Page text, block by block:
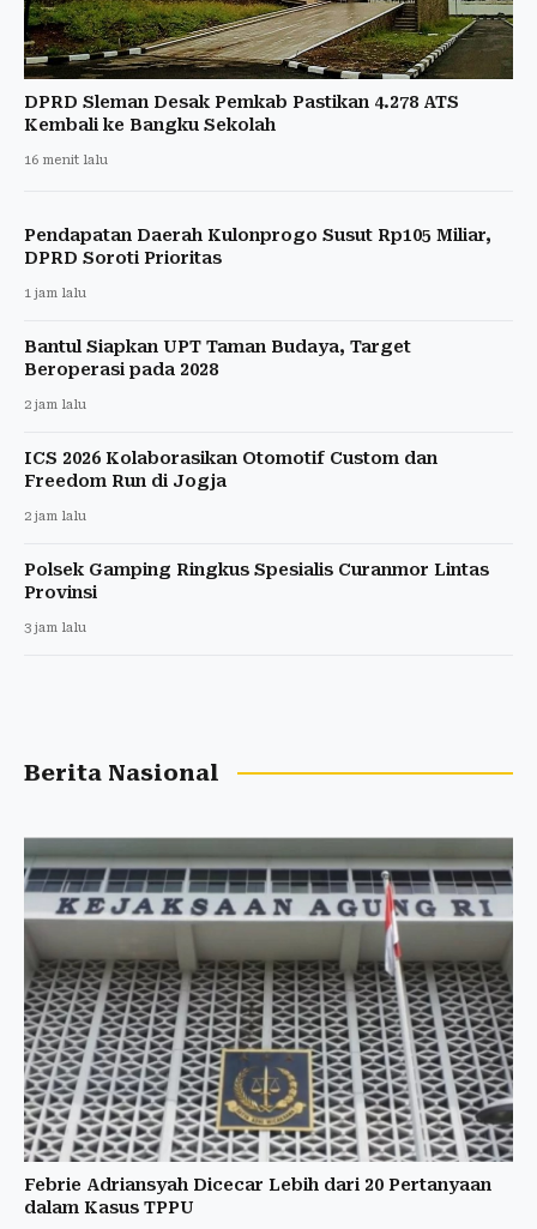
DPRD Sleman Desak Pemkab Pastikan 4.278 ATS
Kembali ke Bangku Sekolah
16 menit lalu
Pendapatan Daerah Kulonprogo Susut Rp105 Miliar,
DPRD Soroti Prioritas
1 jam lalu
Bantul Siapkan UPT Taman Budaya, Target
Beroperasi pada 2028
2 jam lalu
ICS 2026 Kolaborasikan Otomotif Custom dan
Freedom Run di Jogja
2 jam lalu
Polsek Gamping Ringkus Spesialis Curanmor Lintas
Provinsi
3 jam lalu
Berita Nasional
Febrie Adriansyah Dicecar Lebih dari 20 Pertanyaan
dalam Kasus TPPU